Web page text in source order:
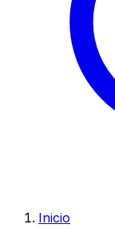
Inicio